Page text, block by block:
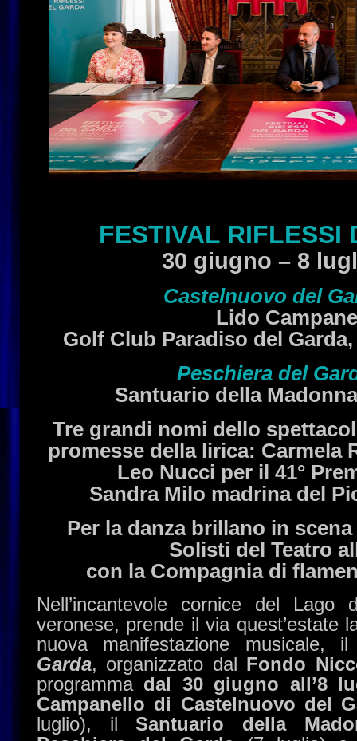
FESTIVAL RIFLESSI
30 giugno – 8
Castelnuovo del
Lido
Golf Club Paradiso del
Peschiera del
Santuario della
Tre grandi nomi dello
promesse della lirica: Carmela
Leo Nucci per il 41°
Sandra Milo madrina del
Per la danza brillano in
Solisti del Teatro
con la Compagnia di
Nell’incantevole cornice del Lago
veronese, prende il via quest’estate
nuova manifestazione musicale,
Garda, organizzato dal Fondo
programma dal 30 giugno all’8
Campanello di Castelnuovo del
luglio), il Santuario della